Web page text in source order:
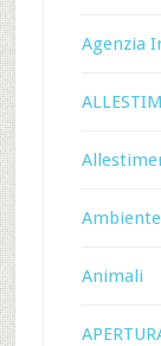
Agenzia
Ambiente
Animali